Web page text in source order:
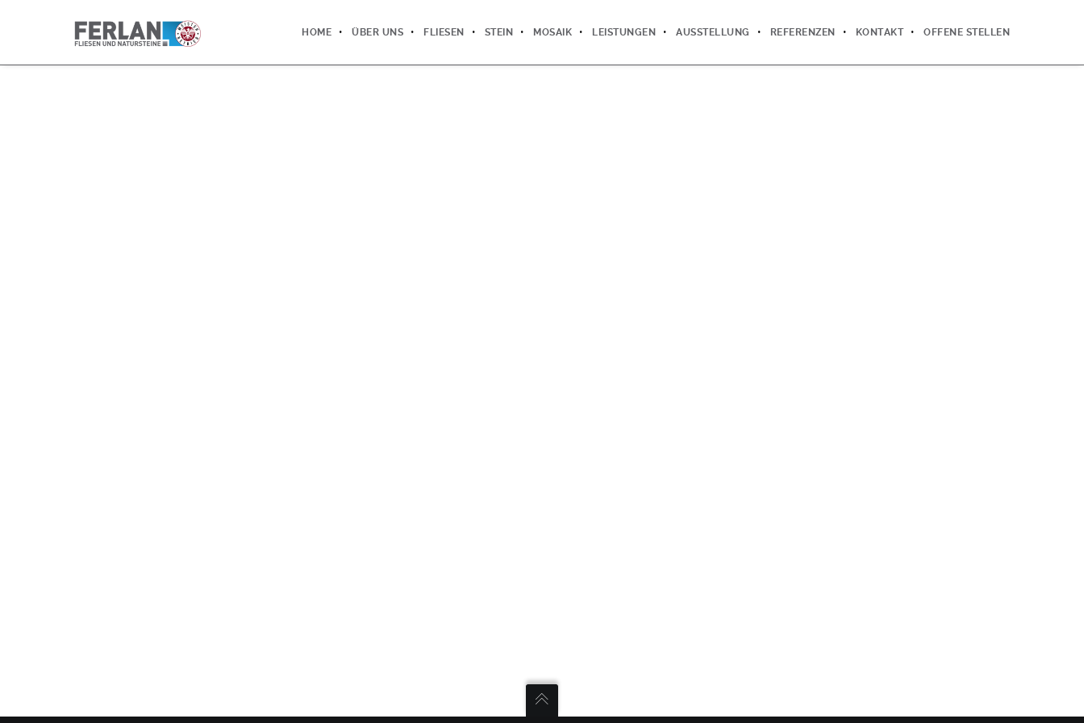
HOME ÜBER UNS FLIESEN STEIN MOSAIK LEISTUNGEN AUSSTELLUNG REFERENZEN KONTAKT OFFENE STELLEN